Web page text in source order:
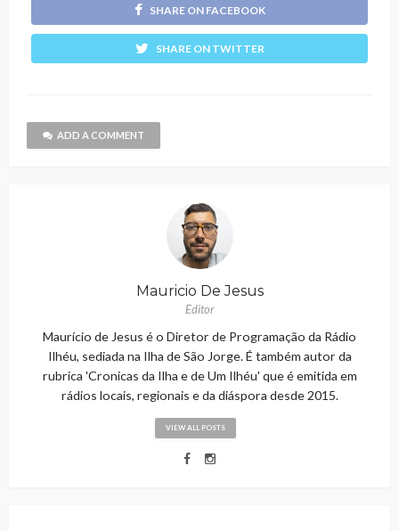
SHARE ON FACEBOOK
SHARE ON TWITTER
ADD A COMMENT
Mauricio De Jesus
Editor
Maurício de Jesus é o Diretor de Programação da Rádio
Ilhéu, sediada na Ilha de São Jorge. É também autor da
rubrica 'Cronicas da Ilha e de Um Ilhéu' que é emitida em
rádios locais, regionais e da diáspora desde 2015.
VIEW ALL POSTS